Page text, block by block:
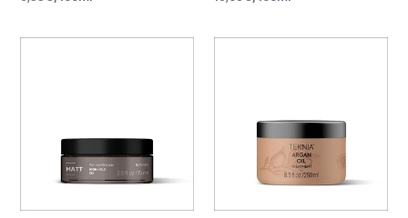
Mascarilla
Vegana